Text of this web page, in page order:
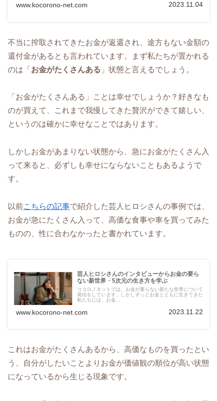
www.kocorono-net.com 2023.11.04
不当に搾取されてきたお金が返還され、途方もない金額の
還付金があるとも言われています。まず私たちが置かれる
のは「 お金がたくさんある 」状態と言えるでしょう。
「お金がたくさんある」ことは幸せでしょうか？好きなも
のが買えて、これまで我慢してきた贅沢ができて嬉しい、
というのは確かに幸せなことではあります。
しかしお金があまりない状態から、急にお金がたくさん入
って来ると、必ずしも幸せにならないこともあるようで
す。
以前こちらの記事で紹介した芸人ヒロシさんの事例では、
お金が急にたくさん入って、高価な食事や車を買ってみた
ものの、性に合わなかったと書かれています。
芸人ヒロシさんのインタビューからお金の要ら
ない新世界・5次元の生き方を学ぶ
ココロノネットでは、お金が要らない新たな世界について
発信をしています。しかしずっとお金とともに生きてきた
私たちには、お金...
www.kocorono-net.com 2023.11.22
これはお金がたくさんあるから、高価なものを買ったとい
う、自分がしたいことよりお金が価値観の順位が高い状態
になっているから生じる現象です。